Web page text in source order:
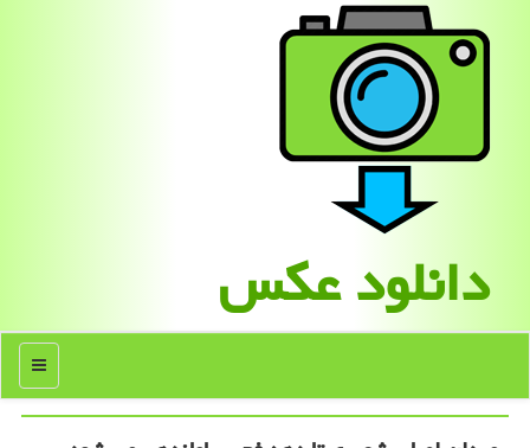
دانلود عكس
منو